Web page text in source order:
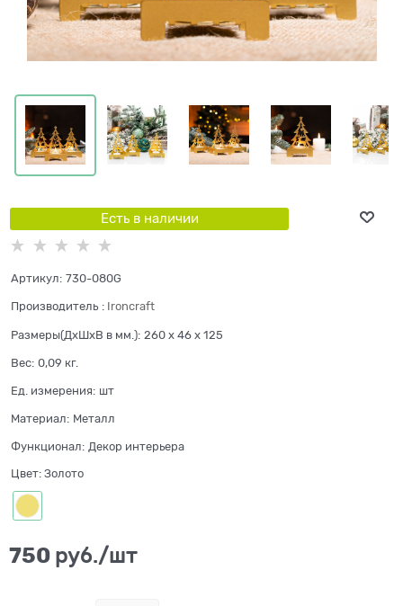
Есть в наличии
Артикул: 730-080G
Производитель : Ironcraft
Размеры(ДхШхВ в мм.): 260 x 46 x 125
Вес: 0,09 кг.
Ед. измерения: шт
Материал: Металл
Функционал: Декор интерьера
Цвет: Золото
750 руб./шт